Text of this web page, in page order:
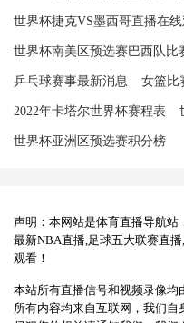
世界杯捷克VS墨西哥直播在
世界杯南美区预选赛巴西队比
乒乓球赛事最新消息 女篮比
2022年卡塔尔世界杯赛程表
世界杯亚洲区预选赛积分榜
声明：本网站是体育直播导航站
最新NBA直播,足球五大联赛直
观看！
本站所有直播信号和视频录像均
所有内容均来自互联网，我们